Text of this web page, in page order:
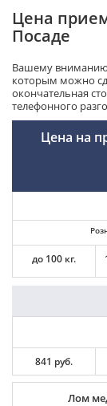
Цена
Посаде
Вашему вниманию
которым можно
окончательная
телефонного
Цена на
до 100 кг.
841 руб.
Лом